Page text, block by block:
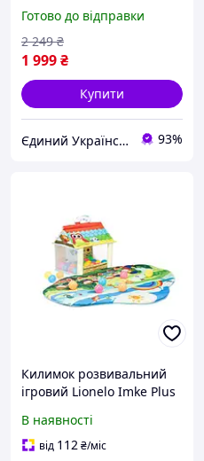
Готово до відправки
1 999₴
2 249 ₴
Купити
Єдиний Український 93%
Килимок розвивальний
ігровий Lionelo Imke Plus
кульок, підвіска з
брязкальцями) v376
В наявності
від 112₴/міс